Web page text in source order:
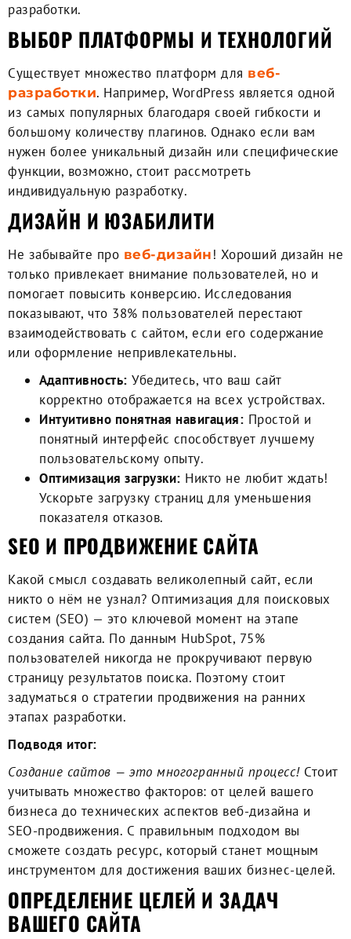
разработки.
ВЫБОР ПЛАТФОРМЫ И ТЕХНОЛОГИЙ
Существует множество платформ для веб-
разработки. Например, WordPress является одной
из самых популярных благодаря своей гибкости и
большому количеству плагинов. Однако если вам
нужен более уникальный дизайн или специфические
функции, возможно, стоит рассмотреть
индивидуальную разработку.
ДИЗАЙН И ЮЗАБИЛИТИ
Не забывайте про веб-дизайн ! Хороший дизайн не
только привлекает внимание пользователей, но и
помогает повысить конверсию. Исследования
показывают, что 38% пользователей перестают
взаимодействовать с сайтом, если его содержание
или оформление непривлекательны.
Адаптивность: Убедитесь, что ваш сайт
корректно отображается на всех устройствах.
Интуитивно понятная навигация: Простой и
понятный интерфейс способствует лучшему
пользовательскому опыту.
Оптимизация загрузки: Никто не любит ждать!
Ускорьте загрузку страниц для уменьшения
показателя отказов.
SEO И ПРОДВИЖЕНИЕ САЙТА
Какой смысл создавать великолепный сайт, если
никто о нём не узнал? Оптимизация для поисковых
систем (SEO) — это ключевой момент на этапе
создания сайта. По данным HubSpot, 75%
пользователей никогда не прокручивают первую
страницу результатов поиска. Поэтому стоит
задуматься о стратегии продвижения на ранних
этапах разработки.
Подводя итог:
Cоздание сайтов — это многогранный процесс!Стоит
учитывать множество факторов: от целей вашего
бизнеса до технических аспектов веб-дизайна и
SEO-продвижения. С правильным подходом вы
сможете создать ресурс, который станет мощным
инструментом для достижения ваших бизнес-целей.
ОПРЕДЕЛЕНИЕ ЦЕЛЕЙ И ЗАДАЧ
ВАШЕГО САЙТА